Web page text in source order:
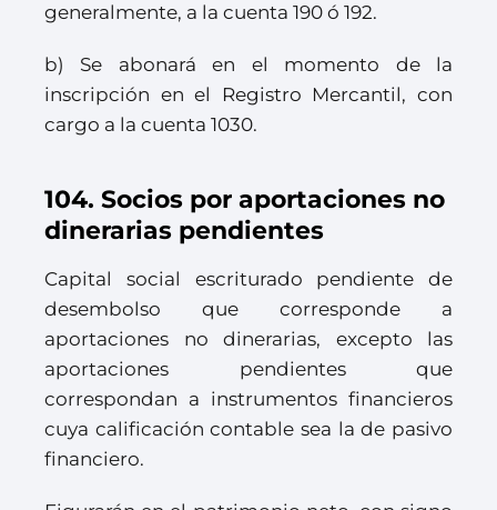
generalmente, a la cuenta 190 ó 192.
b) Se abonará en el momento de la
inscripción en el Registro Mercantil, con
cargo a la cuenta 1030.
104. Socios por aportaciones no
dinerarias pendientes
Capital social escriturado pendiente de
desembolso que corresponde a
aportaciones no dinerarias, excepto las
aportaciones pendientes que
correspondan a instrumentos financieros
cuya calificación contable sea la de pasivo
financiero.